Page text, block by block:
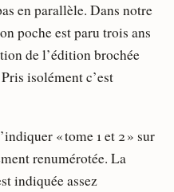
en parallèle. Dans notre
poche est paru trois ans
de l’édition brochée
isolément c’est
« tome 1 et 2 » sur
renumérotée. La
indiquée assez